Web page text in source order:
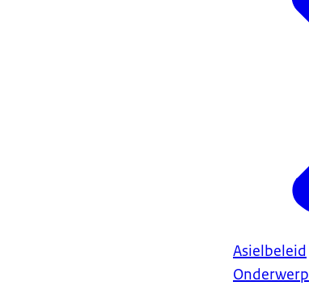
Asielbeleid
Onderwerp